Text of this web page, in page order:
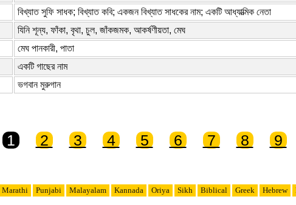
বিখ্যাত সুফি সাধক; বিখ্যাত কবি; একজন বিখ্যাত সাধকের নাম; একটি আধ্যাত্মিক নেতা
যিনি শূন্য, ফাঁকা, বৃথা, চুল, জাঁকজমক, আকর্ষণীয়তা, মেঘ
মেঘ পানকারী, পাতা
একটি গাছের নাম
ভগবান মুরুগান
1 2 3 4 5 6 7 8 9
Marathi Punjabi Malayalam Kannada Oriya Sikh Biblical Greek Hebrew